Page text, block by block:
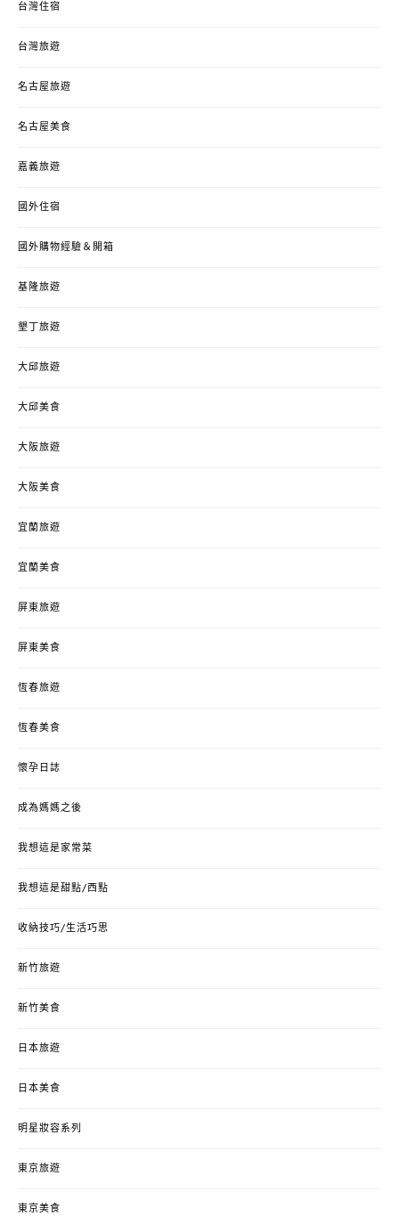
台灣住宿
台灣旅遊
名古屋旅遊
名古屋美食
嘉義旅遊
國外住宿
國外購物經驗＆開箱
基隆旅遊
墾丁旅遊
大邱旅遊
大邱美食
大阪旅遊
大阪美食
宜蘭旅遊
宜蘭美食
屏東旅遊
屏東美食
恆春旅遊
恆春美食
懷孕日誌
成為媽媽之後
我想這是家常菜
我想這是甜點/西點
收納技巧/生活巧思
新竹旅遊
新竹美食
日本旅遊
日本美食
明星妝容系列
東京旅遊
東京美食